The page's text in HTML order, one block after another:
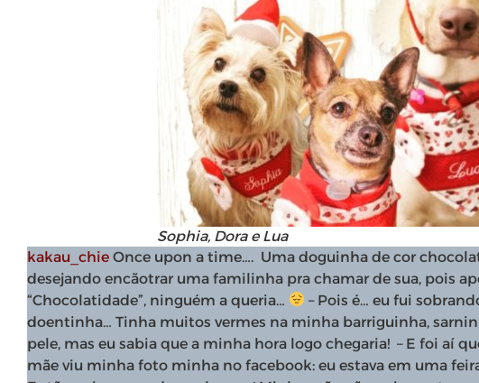
Sophia, Dora e Lua
kakau_chie Once upon a time…. ⁣ Uma doguinha de cor
desejando encãotrar uma familinha pra chamar de sua, pois
“Chocolatidade”, ninguém a queria…
– Pois é… eu fui
doentinha… Tinha muitos vermes na minha barriguinha,
pele, mas eu sabia que a minha hora logo chegaria! ⁣ – E foi aí
mãe viu minha foto minha no facebook: eu estava em uma